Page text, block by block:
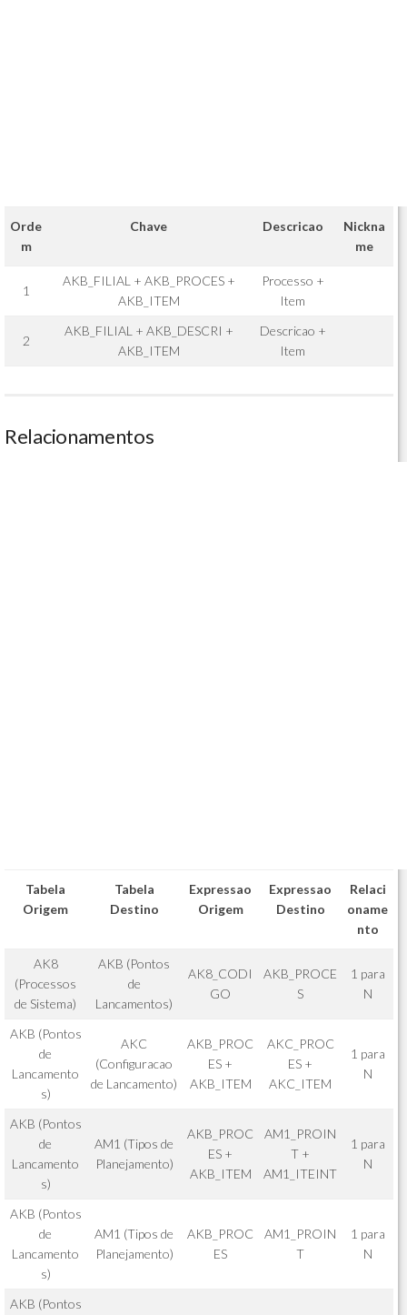
Orde
m
Chave Descricao
Nickna
me
1
AKB_FILIAL + AKB_PROCES +
AKB_ITEM
Processo +
Item
2
AKB_FILIAL + AKB_DESCRI +
AKB_ITEM
Descricao +
Item
Relacionamentos
Tabela
Origem
Tabela
Destino
Expressao
Origem
Expressao
Destino
Relaci
oname
nto
AK8
(Processos
de Sistema)
AKB (Pontos
de
Lancamentos)
AK8_CODI
GO
AKB_PROCE
S
1 para
N
AKB (Pontos
de
Lancamento
s)
AKC
(Configuracao
de Lancamento)
AKB_PROC
ES +
AKB_ITEM
AKC_PROC
ES +
AKC_ITEM
1 para
N
AKB (Pontos
de
Lancamento
s)
AM1 (Tipos de
Planejamento)
AKB_PROC
ES +
AKB_ITEM
AM1_PROIN
T +
AM1_ITEINT
1 para
N
AKB (Pontos
de
Lancamento
s)
AM1 (Tipos de
Planejamento)
AKB_PROC
ES
AM1_PROIN
T
1 para
N
AKB (Pontos